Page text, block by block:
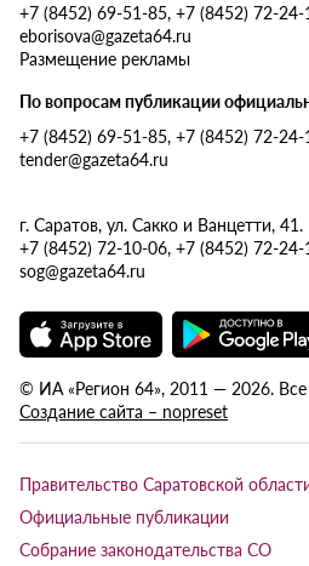
+7 (8452) 69-51-85, +7 (8452) 72-24-
eborisova@gazeta64.ru
Размещение рекламы
По вопросам публикации
+7 (8452) 69-51-85, +7 (8452) 72-24-
tender@gazeta64.ru
г. Саратов, ул. Сакко и Ванцетти, 41.
+7 (8452) 72-10-06, +7 (8452) 72-24-
sog@gazeta64.ru
© ИА «Регион 64», 2011 — 2026.
Создание сайта – nopreset
Правительство Саратовской
Официальные публикации
Собрание законодательства СО